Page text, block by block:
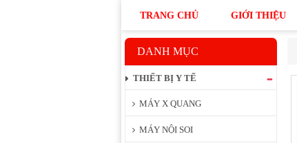
TRANG CHỦ GIỚI THIỆU
DANH MỤC
THIẾT BỊ Y TẾ
MÁY X QUANG
MÁY NỘI SOI